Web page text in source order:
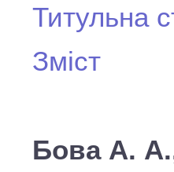
Титульна
Зміст
Бова А.